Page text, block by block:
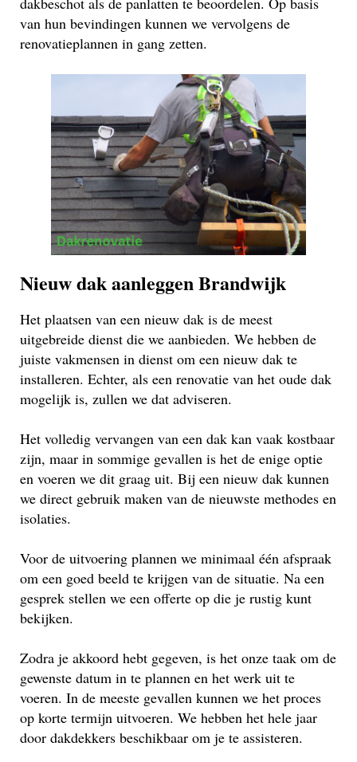
van hun bevindingen kunnen we vervolgens de
renovatieplannen in gang zetten.
Nieuw dak aanleggen Brandwijk
Het plaatsen van een nieuw dak is de meest
uitgebreide dienst die we aanbieden. We hebben de
juiste vakmensen in dienst om een nieuw dak te
installeren. Echter, als een renovatie van het oude dak
mogelijk is, zullen we dat adviseren.
Het volledig vervangen van een dak kan vaak kostbaar
zijn, maar in sommige gevallen is het de enige optie
en voeren we dit graag uit. Bij een nieuw dak kunnen
we direct gebruik maken van de nieuwste methodes en
isolaties.
Voor de uitvoering plannen we minimaal één afspraak
om een goed beeld te krijgen van de situatie. Na een
gesprek stellen we een offerte op die je rustig kunt
bekijken.
Zodra je akkoord hebt gegeven, is het onze taak om de
gewenste datum in te plannen en het werk uit te
voeren. In de meeste gevallen kunnen we het proces
op korte termijn uitvoeren. We hebben het hele jaar
door dakdekkers beschikbaar om je te assisteren.